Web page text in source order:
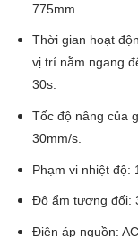
775mm.
Thời gian hoạt
vị trí nằm ngang
30s.
Tốc độ nâng của
30mm/s.
Phạm vi nhiệt độ:
Độ ẩm tương đối:
Điện áp nguồn: